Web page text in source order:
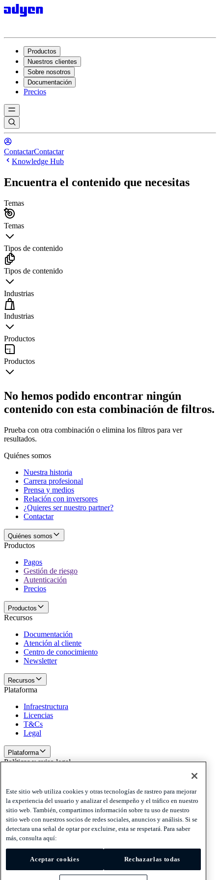
Productos
Nuestros clientes
Sobre nosotros
Documentación
Precios
ContactarContactar
Knowledge Hub
Encuentra el contenido que necesitas
Temas
Temas
Tipos de contenido
Tipos de contenido
Industrias
Industrias
Productos
Productos
No hemos podido encontrar ningún
contenido con esta combinación de filtros.
Prueba con otra combinación o elimina los filtros para ver
resultados.
Quiénes somos
Nuestra historia
Carrera profesional
Prensa y medios
Relación con inversores
¿Quieres ser nuestro partner?
Contactar
Quiénes somos
Productos
Pagos
Gestión de riesgo
Autenticación
Precios
Productos
Recursos
Documentación
Atención al cliente
Centro de conocimiento
Newsletter
Recursos
Plataforma
Infraestructura
Licencias
T&Cs
Legal
Plataforma
Políticas y aviso legal
Cookies
Disclaimer
Políticas y aviso legal
Suscríbete a nuestra newsletter
Suscríbete a nuestra
newsletterSuscríbete a nuestra newsletter
Privacy
Cookies
Disclaimer
Este sitio web utiliza cookies y otras tecnologías de rastreo para mejorar
la experiencia del usuario y analizar el desempeño y el tráfico en nuestro
sitio web. También, compartimos información sobre tu uso de nuestro
sitio web con nuestros socios de redes sociales, anuncios y análisis. Si se
detectara una señal de optar por excluirse, esta se respetará. Para saber
más, consulta aquí:
Aceptar cookies Rechazarlas todas